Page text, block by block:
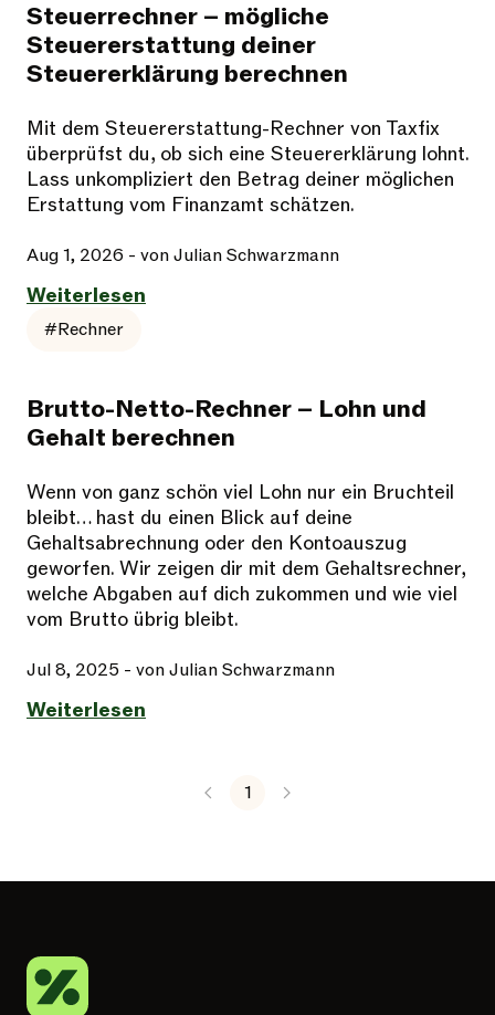
Steuerrechner – mögliche
Steuererstattung deiner
Steuererklärung berechnen
Mit dem Steuererstattung-Rechner von Taxfix
überprüfst du, ob sich eine Steuererklärung lohnt.
Lass unkompliziert den Betrag deiner möglichen
Erstattung vom Finanzamt schätzen.
Aug 1, 2026 - von Julian Schwarzmann
Weiterlesen
#Rechner
Brutto-Netto-Rechner – Lohn und
Gehalt berechnen
Wenn von ganz schön viel Lohn nur ein Bruchteil
bleibt… hast du einen Blick auf deine
Gehaltsabrechnung oder den Kontoauszug
geworfen. Wir zeigen dir mit dem Gehaltsrechner,
welche Abgaben auf dich zukommen und wie viel
vom Brutto übrig bleibt.
Jul 8, 2025 - von Julian Schwarzmann
Weiterlesen
1